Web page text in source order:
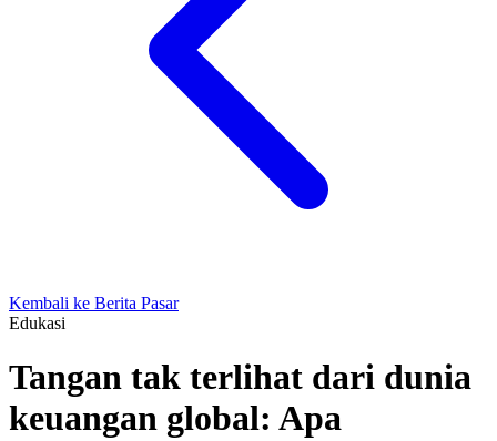
Kembali ke Berita Pasar
Edukasi
Tangan tak terlihat dari dunia
keuangan global: Apa